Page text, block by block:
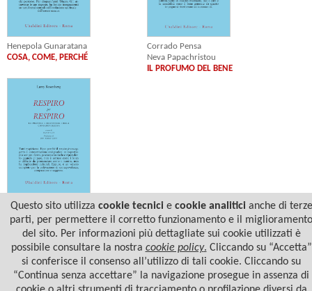
Henepola Gunaratana
COSA, COME, PERCHÉ
Corrado Pensa
Neva Papachristou
IL PROFUMO DEL BENE
Larry Rosenberg
RESPIRO PER RESPIRO
Questo sito utilizza cookie tecnicie cookie analiticianche di terze
parti, per permettere il corretto funzionamento e il miglioramento
del sito. Per informazioni più dettagliate sui cookie utilizzati è
possibile consultare la nostra cookie policy. Cliccando su “Accetta”
si conferisce il consenso all’utilizzo di tali cookie. Cliccando su
“Continua senza accettare” la navigazione prosegue in assenza di